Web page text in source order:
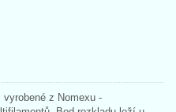
z Nomexu -